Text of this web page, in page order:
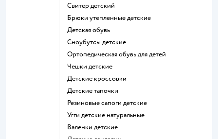
Свитер детский
Брюки утепленные детские
Детская обувь
Сноубутсы детские
Ортопедическая обувь для детей
Чешки детские
Детские кроссовки
Детские тапочки
Резиновые сапоги детские
Угги детские натуральные
Валенки детские